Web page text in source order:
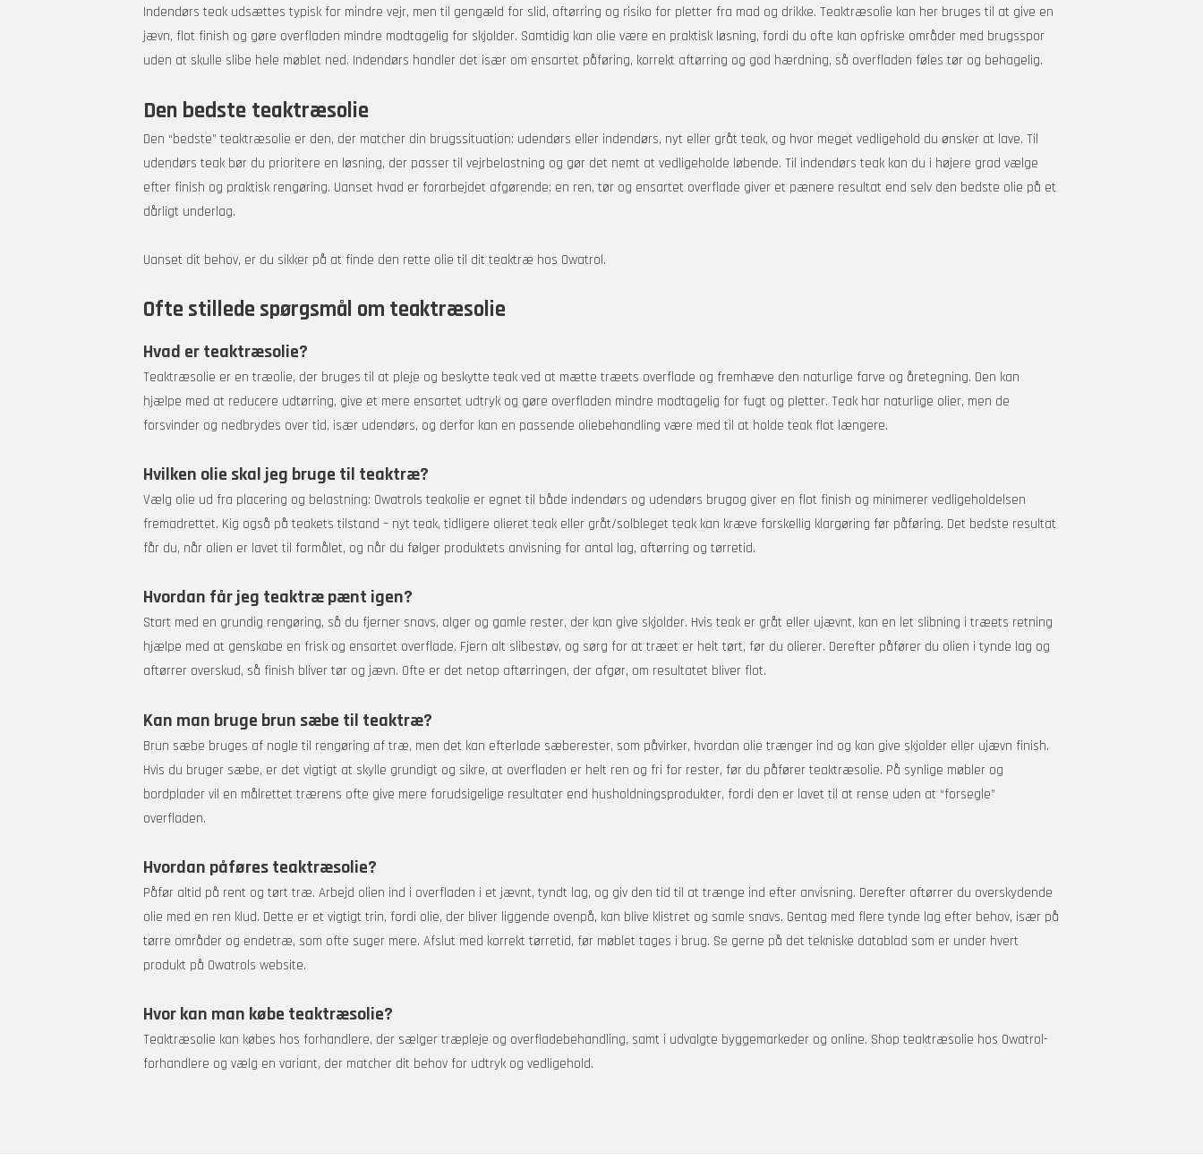
Indendørs teak udsættes typisk for mindre vejr, men til gengæld for slid, aftørring og risiko for pletter fra mad og drikke. Teaktræsolie kan her bruges til at give en
jævn, flot finish og gøre overfladen mindre modtagelig for skjolder. Samtidig kan olie være en praktisk løsning, fordi du ofte kan opfriske områder med brugsspor
uden at skulle slibe hele møblet ned. Indendørs handler det især om ensartet påføring, korrekt aftørring og god hærdning, så overfladen føles tør og behagelig.
Den bedste teaktræsolie
Den “bedste” teaktræsolie er den, der matcher din brugssituation: udendørs eller indendørs, nyt eller gråt teak, og hvor meget vedligehold du ønsker at lave. Til
udendørs teak bør du prioritere en løsning, der passer til vejrbelastning og gør det nemt at vedligeholde løbende. Til indendørs teak kan du i højere grad vælge
efter finish og praktisk rengøring. Uanset hvad er forarbejdet afgørende: en ren, tør og ensartet overflade giver et pænere resultat end selv den bedste olie på et
dårligt underlag.
Uanset dit behov, er du sikker på at finde den rette olie til dit teaktræ hos Owatrol.
Ofte stillede spørgsmål om teaktræsolie
Hvad er teaktræsolie?
Teaktræsolie er en træolie, der bruges til at pleje og beskytte teak ved at mætte træets overflade og fremhæve den naturlige farve og åretegning. Den kan
hjælpe med at reducere udtørring, give et mere ensartet udtryk og gøre overfladen mindre modtagelig for fugt og pletter. Teak har naturlige olier, men de
forsvinder og nedbrydes over tid, især udendørs, og derfor kan en passende oliebehandling være med til at holde teak flot længere.
Hvilken olie skal jeg bruge til teaktræ?
Vælg olie ud fra placering og belastning: Owatrols teakolie er egnet til både indendørs og udendørs brugog giver en flot finish og minimerer vedligeholdelsen
fremadrettet. Kig også på teakets tilstand – nyt teak, tidligere olieret teak eller gråt/solbleget teak kan kræve forskellig klargøring før påføring. Det bedste resultat
får du, når olien er lavet til formålet, og når du følger produktets anvisning for antal lag, aftørring og tørretid.
Hvordan får jeg teaktræ pænt igen?
Start med en grundig rengøring, så du fjerner snavs, alger og gamle rester, der kan give skjolder. Hvis teak er gråt eller ujævnt, kan en let slibning i træets retning
hjælpe med at genskabe en frisk og ensartet overflade. Fjern alt slibestøv, og sørg for at træet er helt tørt, før du olierer. Derefter påfører du olien i tynde lag og
aftørrer overskud, så finish bliver tør og jævn. Ofte er det netop aftørringen, der afgør, om resultatet bliver flot.
Kan man bruge brun sæbe til teaktræ?
Brun sæbe bruges af nogle til rengøring af træ, men det kan efterlade sæberester, som påvirker, hvordan olie trænger ind og kan give skjolder eller ujævn finish.
Hvis du bruger sæbe, er det vigtigt at skylle grundigt og sikre, at overfladen er helt ren og fri for rester, før du påfører teaktræsolie. På synlige møbler og
bordplader vil en målrettet trærens ofte give mere forudsigelige resultater end husholdningsprodukter, fordi den er lavet til at rense uden at “forsegle”
overfladen.
Hvordan påføres teaktræsolie?
Påfør altid på rent og tørt træ. Arbejd olien ind i overfladen i et jævnt, tyndt lag, og giv den tid til at trænge ind efter anvisning. Derefter aftørrer du overskydende
olie med en ren klud. Dette er et vigtigt trin, fordi olie, der bliver liggende ovenpå, kan blive klistret og samle snavs. Gentag med flere tynde lag efter behov, især på
tørre områder og endetræ, som ofte suger mere. Afslut med korrekt tørretid, før møblet tages i brug. Se gerne på det tekniske datablad som er under hvert
produkt på Owatrols website.
Hvor kan man købe teaktræsolie?
Teaktræsolie kan købes hos forhandlere, der sælger træpleje og overfladebehandling, samt i udvalgte byggemarkeder og online. Shop teaktræsolie hos Owatrol-
forhandlere og vælg en variant, der matcher dit behov for udtryk og vedligehold.